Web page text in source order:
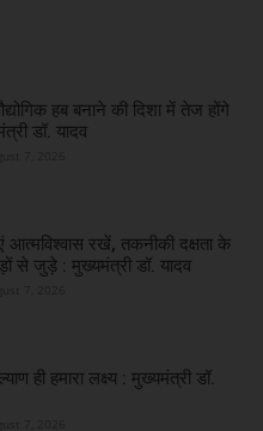
हब बनाने की दिशा में तेज होंगे
डॉ. यादव
आत्मविश्वास रखें, तकनीकी दक्षता के
से जुड़े : मुख्यमंत्री डॉ. यादव
ही हमारा लक्ष्य : मुख्यमंत्री डॉ.